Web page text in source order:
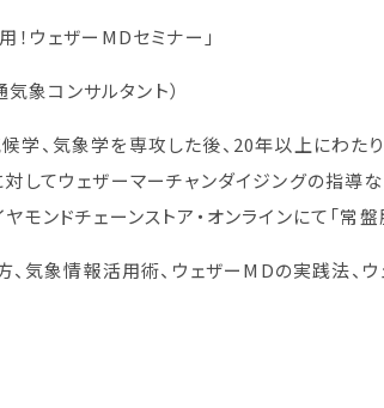
！ウェザーMDセミナー」
象コンサルタント）
、気象学を専攻した後、20年以上にわた
対してウェザーマーチャンダイジングの指
モンドチェーンストア・オンラインにて「常
、気象情報活用術、ウェザーMDの実践法、